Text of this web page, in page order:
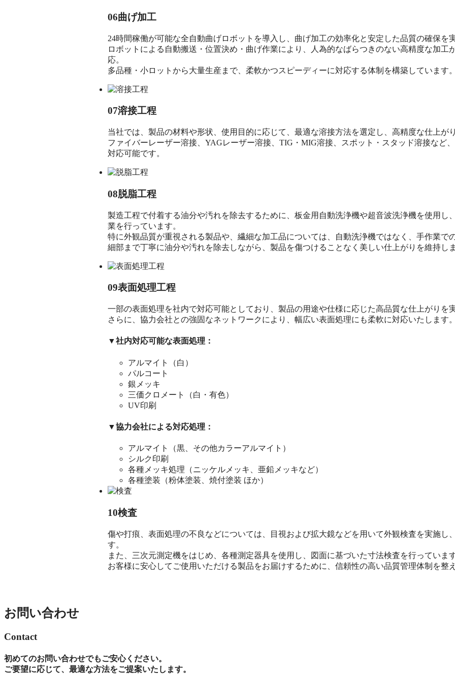
06曲げ加工
24時間稼働が可能な全自動曲げロボットを導入し、曲げ加工の効率化と安定した品質の確保を
ロボットによる自動搬送・位置決め・曲げ作業により、人為的なばらつきのない高精度な加工
応。
多品種・小ロットから大量生産まで、柔軟かつスピーディーに対応する体制を構築しています。
07溶接工程
当社では、製品の材料や形状、使用目的に応じて、最適な溶接方法を選定し、高精度な仕上が
ファイバーレーザー溶接、YAGレーザー溶接、TIG・MIG溶接、スポット・スタッド溶接など
対応可能です。
08脱脂工程
製造工程で付着する油分や汚れを除去するために、板金用自動洗浄機や超音波洗浄機を使用し
業を行っています。
特に外観品質が重視される製品や、繊細な加工品については、自動洗浄機ではなく、手作業で
細部まで丁寧に油分や汚れを除去しながら、製品を傷つけることなく美しい仕上がりを維持しま
09表面処理工程
一部の表面処理を社内で対応可能としており、製品の用途や仕様に応じた高品質な仕上がりを
さらに、協力会社との強固なネットワークにより、幅広い表面処理にも柔軟に対応いたします。
▼社内対応可能な表面処理：
アルマイト（白）
パルコート
銀メッキ
三価クロメート（白・有色）
UV印刷
▼協力会社による対応処理：
アルマイト（黒、その他カラーアルマイト）
シルク印刷
各種メッキ処理（ニッケルメッキ、亜鉛メッキなど）
各種塗装（粉体塗装、焼付塗装 ほか）
10検査
傷や打痕、表面処理の不良などについては、目視および拡大鏡などを用いて外観検査を実施し
す。
また、三次元測定機をはじめ、各種測定器具を使用し、図面に基づいた寸法検査を行っています
お客様に安心してご使用いただける製品をお届けするために、信頼性の高い品質管理体制を整
お問い合わせ
Contact
初めてのお問い合わせでもご安心ください。
ご要望に応じて、最適な方法をご提案いたします。